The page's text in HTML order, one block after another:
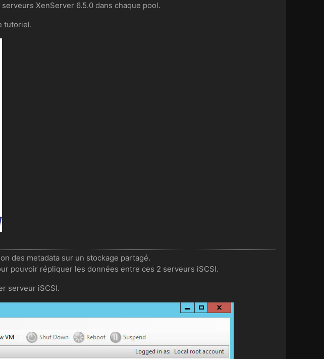
XenServer 6.5.0 dans chaque pool.
tutoriel.
des metadata sur un stockage partagé.
pouvoir répliquer les données entre ces 2 serveurs iSCSI.
serveur iSCSI.